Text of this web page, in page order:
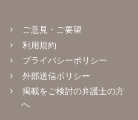
ご意見・ご要望
利用規約
プライバシーポリシー
外部送信ポリシー
掲載をご検討の弁護士の方
へ